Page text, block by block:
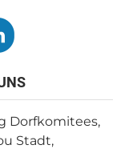
Dorfkomitees,
Stadt,